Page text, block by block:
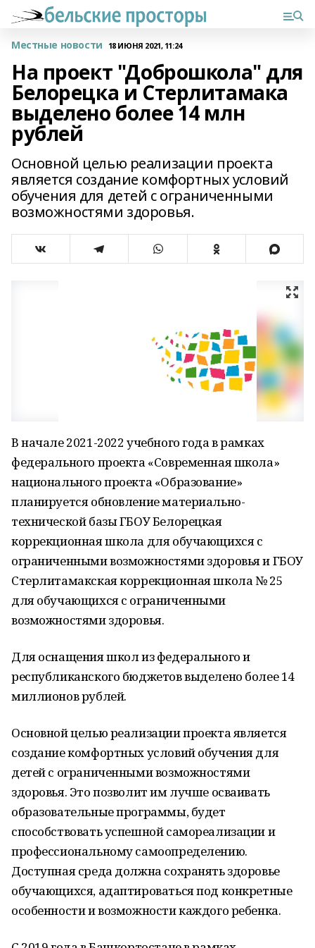
Местные новости 18 ИЮНЯ 2021, 11:24
На проект "Доброшкола" для
Белорецка и Стерлитамака
выделено более 14 млн
рублей
Основной целью реализации проекта
является создание комфортных условий
обучения для детей с ограниченными
возможностями здоровья.
В начале 2021-2022 учебного года в рамках
федерального проекта «Современная школа»
национального проекта «Образование»
планируется обновление материально-
технической базы ГБОУ Белорецкая
коррекционная школа для обучающихся с
ограниченными возможностями здоровья и ГБОУ
Стерлитамакская коррекционная школа № 25
для обучающихся с ограниченными
возможностями здоровья.
Для оснащения школ из федерального и
республиканского бюджетов выделено более 14
миллионов рублей.
Основной целью реализации проекта является
создание комфортных условий обучения для
детей с ограниченными возможностями
здоровья. Это позволит им лучше осваивать
образовательные программы, будет
способствовать успешной самореализации и
профессиональному самоопределению.
Доступная среда должна сохранять здоровье
обучающихся, адаптироваться под конкретные
особенности и возможности каждого ребенка.